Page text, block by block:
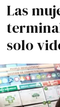
Las
solo